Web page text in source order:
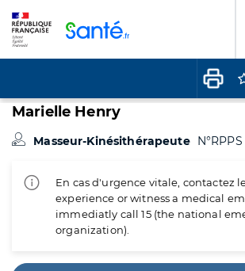
Marielle Henry
Masseur-Kinésithérapeute
En cas d'urgence vitale, contactez le
experience or witness a medical
immediatly call 15 (the national
organization).